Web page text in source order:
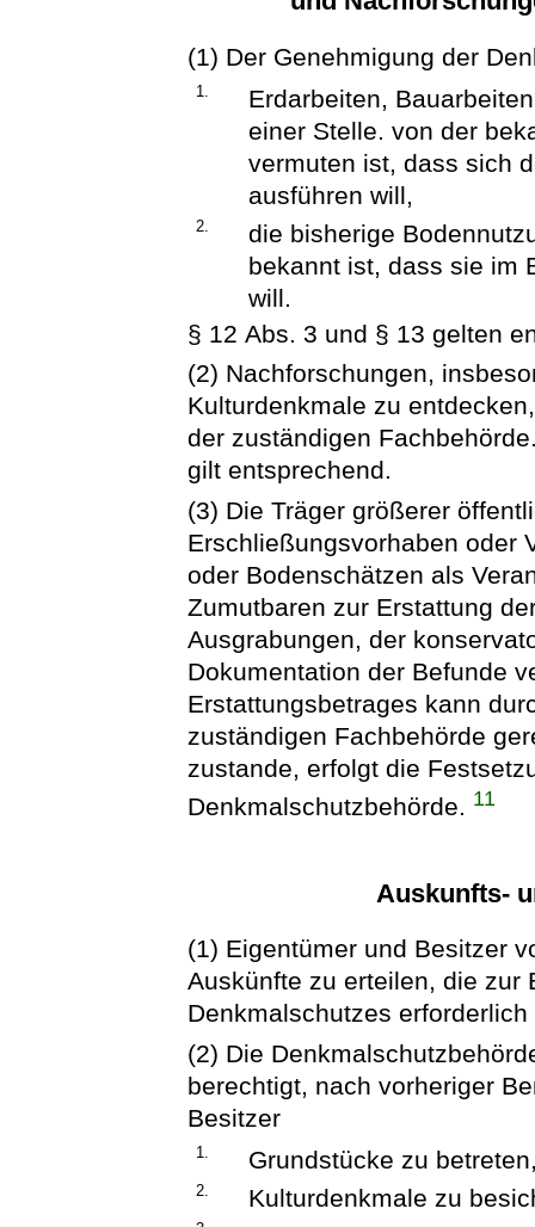
(1) Der Genehmigung der
1.
Erdarbeiten,
einer Stelle. von der
vermuten ist, dass sich
ausführen will,
2.
die bisherige
bekannt ist, dass sie im
will.
§ 12 Abs. 3 und § 13 gelten
(2) Nachforschungen,
Kulturdenkmale zu
der zuständigen
gilt entsprechend.
(3) Die Träger größerer
Erschließungsvorhaben oder
oder Bodenschätzen als
Zumutbaren zur Erstattung
Ausgrabungen, der
Dokumentation der Befunde
Erstattungsbetrages kann
zuständigen Fachbehörde
zustande, erfolgt die
Denkmalschutzbehörde. 11
Auskunfts-
(1) Eigentümer und Besitzer
Auskünfte zu erteilen, die zur
Denkmalschutzes erforderlich
(2) Die
berechtigt, nach vorheriger
Besitzer
1. Grundstücke zu
2. Kulturdenkmale zu